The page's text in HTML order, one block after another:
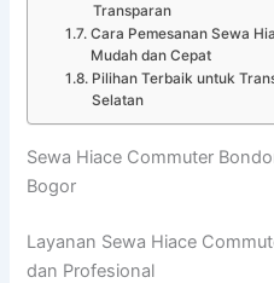
Transparan
Cara Pemesanan Sewa
Mudah dan Cepat
Pilihan Terbaik untuk
Selatan
Sewa Hiace Commuter
Bogor
Layanan Sewa Hiace
dan Profesional